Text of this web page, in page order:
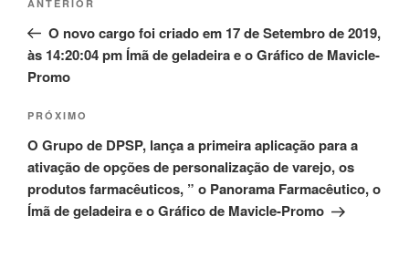
Post
Post
anterior
ANTERIOR
O novo cargo foi criado em 17 de Setembro de 2019,
às 14:20:04 pm Ímã de geladeira e o Gráfico de Mavicle-
Promo
Próximo
post
PRÓXIMO
O Grupo de DPSP, lança a primeira aplicação para a
ativação de opções de personalização de varejo, os
produtos farmacêuticos, ” o Panorama Farmacêutico, o
Ímã de geladeira e o Gráfico de Mavicle-Promo